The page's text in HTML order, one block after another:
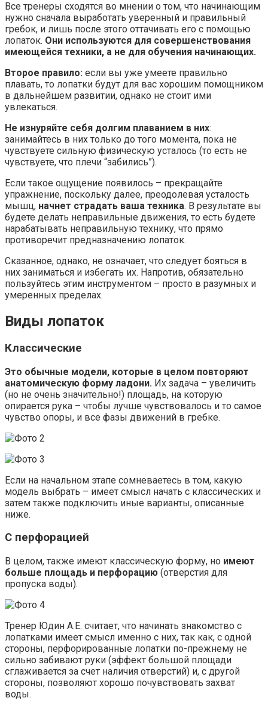
Все тренеры сходятся во мнении о том, что начинающим
нужно сначала выработать уверенный и правильный
гребок, и лишь после этого оттачивать его с помощью
лопаток. Они используются для совершенствования
имеющейся техники, а не для обучения начинающих.
Второе правило: если вы уже умеете правильно
плавать, то лопатки будут для вас хорошим помощником
в дальнейшем развитии, однако не стоит ими
увлекаться.
Не изнуряйте себя долгим плаванием в них:
занимайтесь в них только до того момента, пока не
чувствуете сильную физическую усталось (то есть не
чувствуете, что плечи “забились”).
Если такое ощущение появилось – прекращайте
упражнение, поскольку далее, преодолевая усталость
мышц, начнет страдать ваша техника. В результате вы
будете делать неправильные движения, то есть будете
нарабатывать неправильную технику, что прямо
противоречит предназначению лопаток.
Сказанное, однако, не означает, что следует бояться в
них заниматься и избегать их. Напротив, обязательно
пользуйтесь этим инструментом – просто в разумных и
умеренных пределах.
Виды лопаток
Классические
Это обычные модели, которые в целом повторяют
анатомическую форму ладони. Их задача – увеличить
(но не очень значительно!) площадь, на которую
опирается рука – чтобы лучше чувствовалось и то самое
чувство опоры, и все фазы движений в гребке.
Если на начальном этапе сомневаетесь в том, какую
модель выбрать – имеет смысл начать с классических и
затем также подключить иные варианты, описанные
ниже.
С перфорацией
В целом, также имеют классическую форму, но имеют
больше площадь и перфорацию (отверстия для
пропуска воды).
Тренер Юдин А.Е. считает, что начинать знакомство с
лопатками имеет смысл именно с них, так как, с одной
стороны, перфорированные лопатки по-прежнему не
сильно забивают руки (эффект большой площади
сглаживается за счет наличия отверстий) и, с другой
стороны, позволяют хорошо почувствовать захват
воды.